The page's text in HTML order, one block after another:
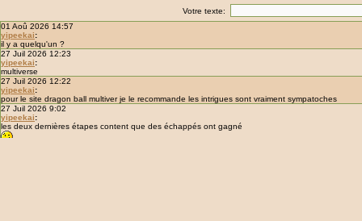
Votre texte: